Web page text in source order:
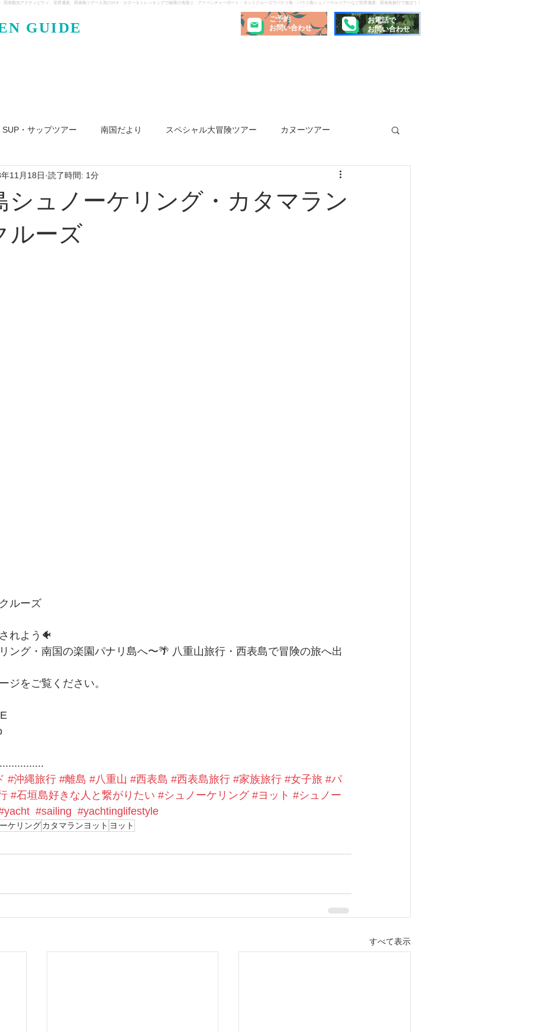
表観光アクティビティ、世界遺産、西表島ツアー人気のSUP・カヌー＆トレッキングで秘境の滝巡り、アドベンチャーボート・ヨットクルーズでパナリ島・バラス島シュノーケルツアーなど世界遺産、西表島旅行で遊ぼう！
GUIDE
ご予約
お問い合わせ
お電話で
お問い合わせ
SUP・サップツアー 南国だより スペシャル大冒険ツアー カヌーツアー
リ島 ヨット 釣り
シュノーケリング・カタマラン
ルーズ
11月18日 読了時間: 1分
ルーズ
れよう🐠
ング・南国の楽園パナリ島へ〜🌴 八重山旅行・西表島で冒険の旅へ出
ジをご覧ください。
#沖縄旅行 #離島 #八重山 #西表島 #西表島旅行 #家族旅行 #女子旅 #パ
#石垣島好きな人と繋がりたい #シュノーケリング #ヨット #シュノー
#sailing #yachtinglifestyle
ケリングカタマランヨット ヨット
すべて表示